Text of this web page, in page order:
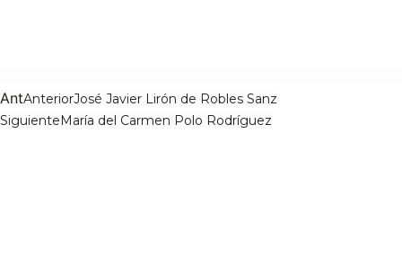
AntAnteriorJosé Javier Lirón de Robles Sanz
SiguienteMaría del Carmen Polo Rodríguez